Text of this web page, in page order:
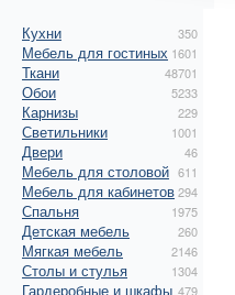
Кухни 350
Мебель для гостиных 1601
Ткани 48701
Обои 5233
Карнизы 229
Светильники 1001
Двери 46
Мебель для столовой 611
Мебель для кабинетов294
Спальня 1975
Детская мебель 260
Мягкая мебель 2146
Столы и стулья 1304
Гардеробные и шкафы 479